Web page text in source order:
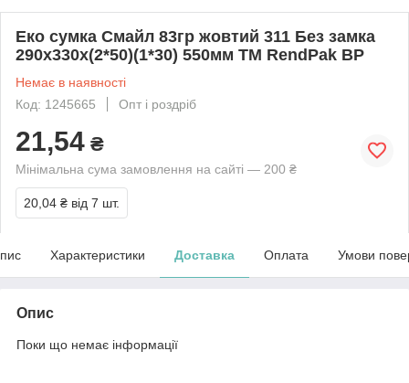
Еко сумка Смайл 83гр жовтий 311 Без замка
290x330x(2*50)(1*30) 550мм ТМ RendPak BP
Немає в наявності
Код: 1245665
Опт і роздріб
21,54 ₴
Мінімальна сума замовлення на сайті — 200 ₴
20,04 ₴ від 7 шт.
Характеристики Доставка Оплата Умови
Опис
Поки що немає інформації